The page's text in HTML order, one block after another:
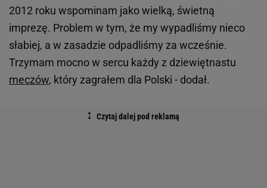
2012 roku wspominam jako wielką, świetną
imprezę. Problem w tym, że my wypadliśmy nieco
słabiej, a w zasadzie odpadliśmy za wcześnie.
Trzymam mocno w sercu każdy z dziewiętnastu
meczów, który zagrałem dla Polski - dodał.